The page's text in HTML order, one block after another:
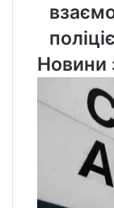
із
поліцією
Новини